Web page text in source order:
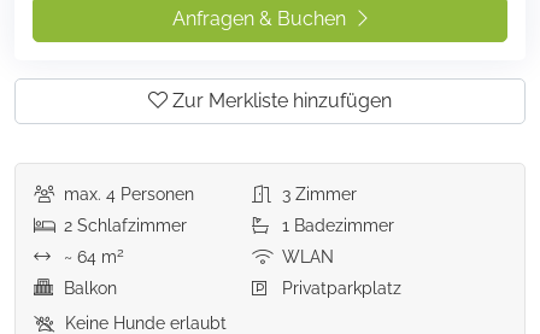
Anfragen & Buchen
Zur Merkliste hinzufügen
max. 4 Personen 3Zimmer
2 Schlafzimmer 1 Badezimmer
~ 64 m2
WLAN
Balkon
Privatparkplatz
Keine Hunde erlaubt